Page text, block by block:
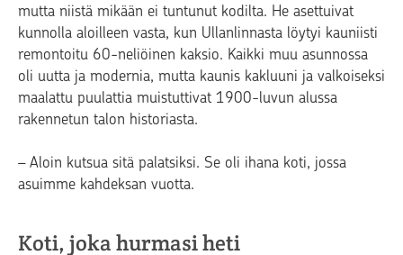
mutta niistä mikään ei tuntunut kodilta. He asettuivat
kunnolla aloilleen vasta, kun Ullanlinnasta löytyi kauniisti
remontoitu 60-neliöinen kaksio. Kaikki muu asunnossa
oli uutta ja modernia, mutta kaunis kakluuni ja valkoiseksi
maalattu puulattia muistuttivat 1900-luvun alussa
rakennetun talon historiasta.
– Aloin kutsua sitä palatsiksi. Se oli ihana koti, jossa
asuimme kahdeksan vuotta.
Koti, joka hurmasi heti